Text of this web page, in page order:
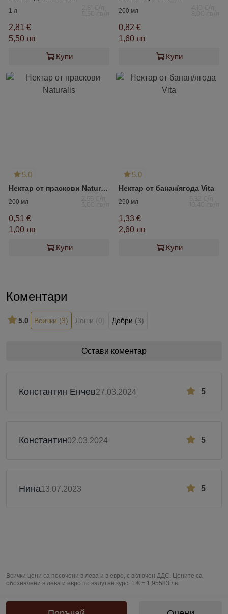
1 л 2,81 €/л
5,50 лв/л
2,81 €
5,50 лв
Купи
200 мл 4,10 €/л
8,00 лв/л
0,82 €
1,60 лв
Купи
5.0
Нектар от праскови Naturalis
200 мл 2,55 €/л
5,00 лв/л
0,51 €
1,00 лв
Купи
5.0
Нектар от банан/ягода Vita
250 мл 5,32 €/л
10,40 лв/л
1,33 €
2,60 лв
Купи
Коментари
5.0 Всички (3) Лоши (0) Добри (3)
Остави коментар
5
Константин Енчев27.03.2024
5
Константин02.03.2024
5
Нина13.07.2023
Всички цени са посочени в лева и в евро, с включен ДДС. Цените са
обозначени в лева и евро по валутен курс: 1 € = 1,95583 лв.
Предоставяне на информация по чл. 55б, ал. 5 от Закона за въвеждане
на еврото в Република България от „БЕРЬОЗКА БЪЛГАРИЯ“ ЕООД от